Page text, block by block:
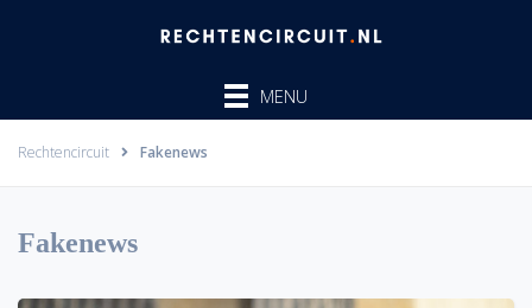
MENU
Rechtencircuit Fakenews
Fakenews